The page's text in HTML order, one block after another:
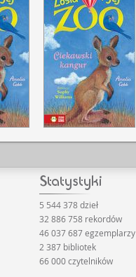
5 544 378 dzieł
32 886 758 rekordów
46 037 687 egzemplarzy
2 387 bibliotek
66 000 czytelników